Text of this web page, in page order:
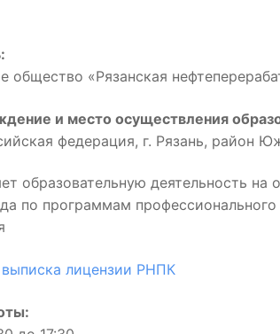
общество «Рязанская
и место осуществления
федерация, г. Рязань, район
образовательную деятельность
по программам
выписка лицензии РНПК
работы: